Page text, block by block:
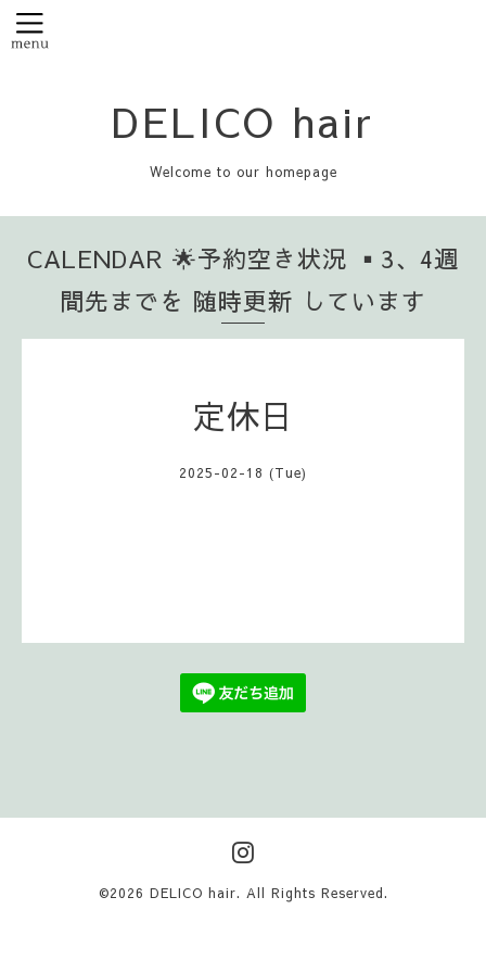
DELICO hair
Welcome to our homepage
CALENDAR 🌟予約空き状況 ▪️3、4週
間先までを 随時更新 しています
定休日
2025-02-18 (Tue)
©2026 DELICO hair. All Rights Reserved.